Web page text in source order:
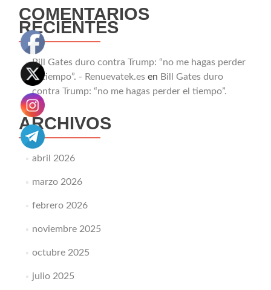
COMENTARIOS
RECIENTES
Bill Gates duro contra Trump: “no me hagas perder
el tiempo”. - Renuevatek.esen Bill Gates duro
contra Trump: “no me hagas perder el tiempo”.
ARCHIVOS
abril 2026
marzo 2026
febrero 2026
noviembre 2025
octubre 2025
julio 2025